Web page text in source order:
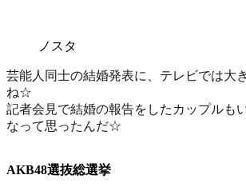
ノスタ
芸能人同士の結婚発表に、テレビでは大
ね☆
記者会見で結婚の報告をしたカップルも
なって思ったんだ☆
AKB48選抜総選挙